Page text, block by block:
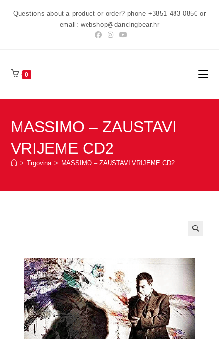
Questions about a product or order? phone +3851 483 0850 or
email: webshop@dancingbear.hr
0
MASSIMO – ZAUSTAVI
VRIJEME CD2
> Trgovina > MASSIMO – ZAUSTAVI VRIJEME CD2